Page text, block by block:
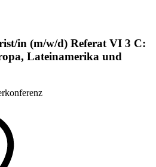
in (m/w/d) Referat VI 3 C:
Lateinamerika und